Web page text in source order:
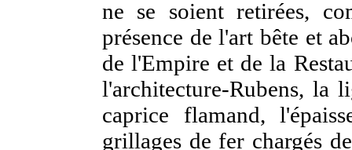
ne se soient retirées,
présence de l'art bête et
de l'Empire et de la
l'architecture-Rubens, la
caprice flamand,
grillages de fer chargés